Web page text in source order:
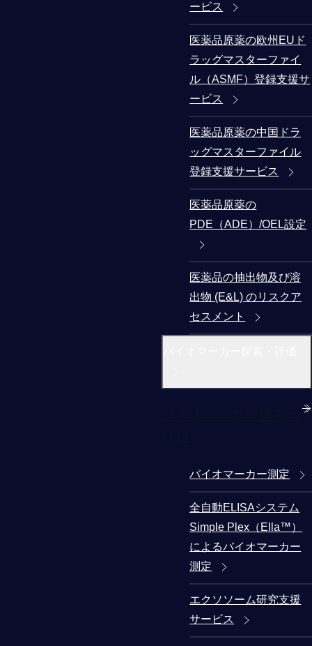
ービス
医薬品原薬の欧州EUド
ラッグマスターファイ
ル（ASMF）登録支援サ
ービス
医薬品原薬の中国ドラ
ッグマスターファイル
登録支援サービス
医薬品原薬の
PDE（ADE）/OEL設定
医薬品の抽出物及び溶
出物 (E&L) のリスクア
セスメント
バイオマーカー測定
全自動ELISAシステム
Simple Plex（Ella™）
によるバイオマーカー
測定
エクソソーム研究支援
サービス